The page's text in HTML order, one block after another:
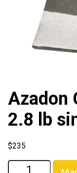
Azadon
2.8 lb
$235
Azadon